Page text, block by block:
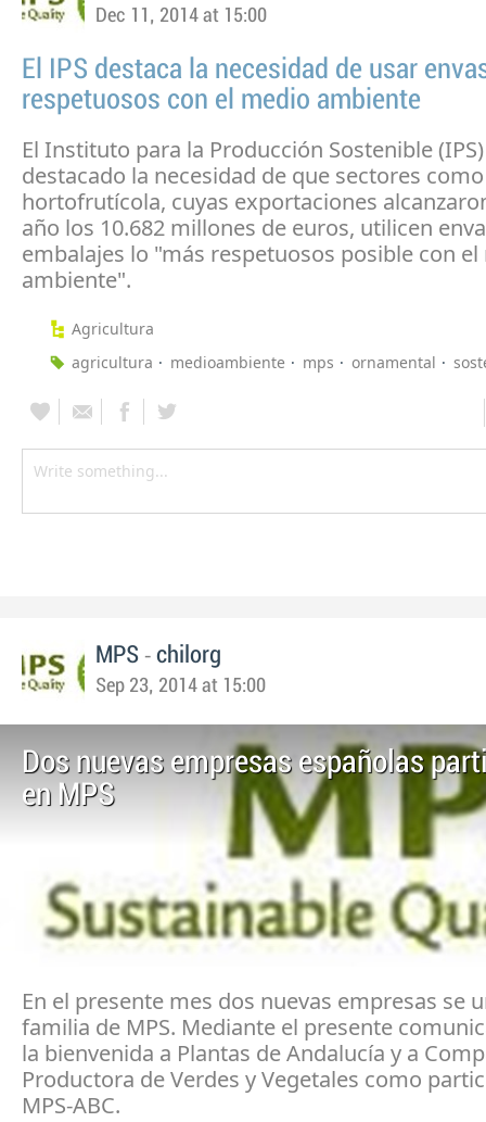
Dec 11, 2014 at 15:00
El IPS destaca la necesidad de usar
respetuosos con el medio ambiente
El Instituto para la Producción Sostenible
destacado la necesidad de que sectores
hortofrutícola, cuyas exportaciones
año los 10.682 millones de euros, utilicen
embalajes lo "más respetuosos posible con
ambiente".
Agricultura
agricultura
medioambiente mps ornamental
MPS - chilorg
Sep 23, 2014 at 15:00
Dos nuevas empresas españolas
en MPS
En el presente mes dos nuevas empresas se
familia de MPS. Mediante el presente
la bienvenida a Plantas de Andalucía y a
Productora de Verdes y Vegetales como
MPS-ABC.